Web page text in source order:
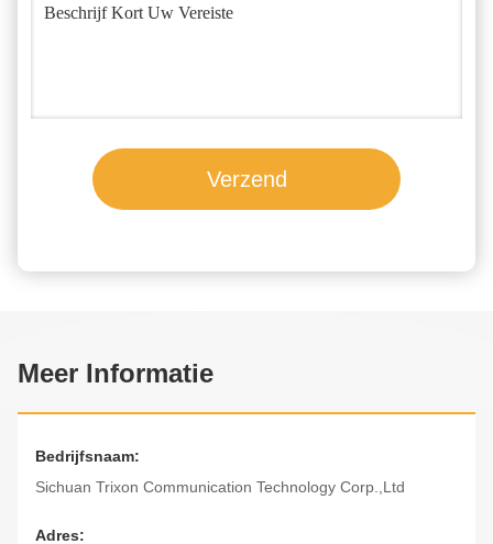
Verzend
Meer Informatie
Bedrijfsnaam:
Sichuan Trixon Communication Technology Corp.,Ltd
Adres: